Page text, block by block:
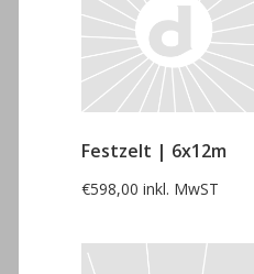
Festzelt | 6x12m
€598,00 inkl. MwST